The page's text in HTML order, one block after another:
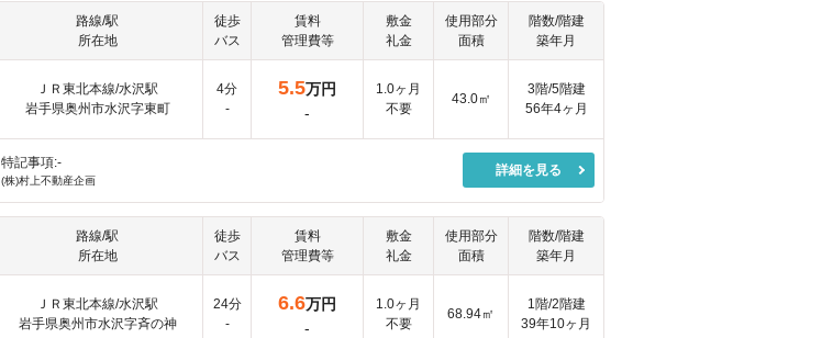
路線/駅
所在地
徒歩
バス
賃料
管理費等
敷金
礼金
使用部分
面積
階数/階建
築年月
ＪＲ東北本線/水沢駅
岩手県奥州市水沢字東町
4分
-
5.5万円
-
1.0ヶ月
不要
43.0㎡
3階/5階建
56年4ヶ月
特記事項:-
(株)村上不動産企画
詳細を見る
路線/駅
所在地
徒歩
バス
賃料
管理費等
敷金
礼金
使用部分
面積
階数/階建
築年月
ＪＲ東北本線/水沢駅
岩手県奥州市水沢字斉の神
24分
-
6.6万円
-
1.0ヶ月
不要
68.94㎡
1階/2階建
39年10ヶ月